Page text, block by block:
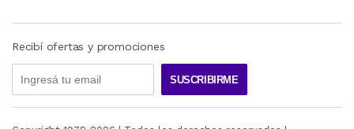
Recibí ofertas y promociones
SUSCRIBIRME